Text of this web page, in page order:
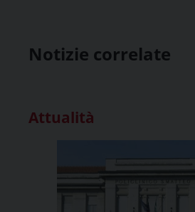
Notizie correlate
Attualità